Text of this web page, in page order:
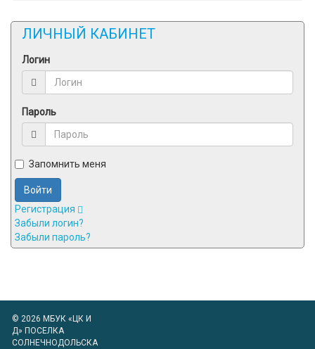
ЛИЧНЫЙ КАБИНЕТ
Логин
Пароль
Запомнить меня
Войти
Регистрация
Забыли логин?
Забыли пароль?
© 2026 МБУК «ЦК И
Д» ПОСЕЛКА
СОЛНЕЧНОДОЛЬСКА